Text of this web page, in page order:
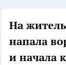
На
напала
и начала